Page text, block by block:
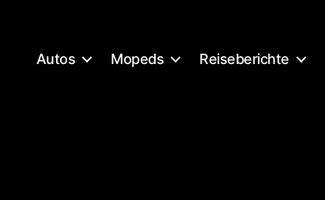
Autos Mopeds Reiseberichte